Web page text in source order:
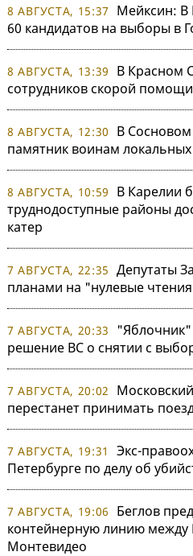
8 АВГУСТА, 15:37
Мейксин: В
60 кандидатов на выборы в
8 АВГУСТА, 13:39
В Красном
сотрудников скорой помощи
8 АВГУСТА, 12:30
В
памятник воинам
8 АВГУСТА, 10:59
В Карелии
труднодоступные районы
катер
7 АВГУСТА, 22:35 Депутаты
планами на "нулевые
7 АВГУСТА, 20:33
решение ВС о снятии с
7 АВГУСТА, 20:02
перестанет принимать
7 АВГУСТА, 19:31
Экс-
Петербурге по делу об
7 АВГУСТА, 19:06
Беглов
контейнерную линию между
Монтевидео